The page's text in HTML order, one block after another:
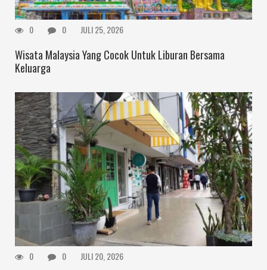
0 0 JULI 25, 2026
Wisata Malaysia Yang Cocok Untuk Liburan Bersama
Keluarga
0 0 JULI 20, 2026